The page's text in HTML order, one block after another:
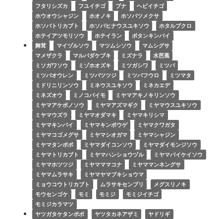
フタリシズカ
フユイチゴ ブナ
ヘビイチゴ
ホウオウシャジン
ホオノキ
ホソバツメクサ
ホソバトリカブト
ホソバヒナウスユキソウ
ホタルブクロ
ホテイアツモリソウ
ホテイラン
ボタンキンバイ
舞茸
マイヅルソウ マツムシソウ
マムシグサ
マメザクラ
マルバダケブキ ミズナラ
水芭蕉
ミソガワソウ
ミゾホオズキ ミツガシワ
ミツバ
ミツバオウレン
ミツバツツジ ミツバフウロ
ミツマタ
ミドリニリンソウ
ミネウスユキソウ
ミネカエデ
ミネズオウ
ミノコバイモ
ミヤマアキノキリンソウ
ミヤマアケボノソウ
ミヤマアズマギク
ミヤマウスユキソウ
ミヤマウズラ
ミヤマオダマキ
ミヤマキリシマ
ミヤマキンバイ
ミヤマキンポウゲ
ミヤマクワガタ
ミヤマコゴメグサ
ミヤマシオガマ
ミヤマシャジン
ミヤマタンポポ
ミヤマダイコンソウ
ミヤマダイモンジソウ
ミヤマトリカブト
ミヤマハンショウヅル
ミヤマバイケイソウ
ミヤマホツツジ
ミヤマママコナ
ミヤママンネングサ
ミヤマムラサキ
ミヤマヤマブキショウマ
ミョウコウトリカブト
ムラサキセンブリ
メグスリノキ
モウセンゴケ
モミ モミジ
モミジイチゴ
モミジカラマツ
ヤツガタケタンポポ
ヤツタカネアザミ
ヤドリギ